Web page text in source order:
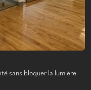
sans bloquer la lumière